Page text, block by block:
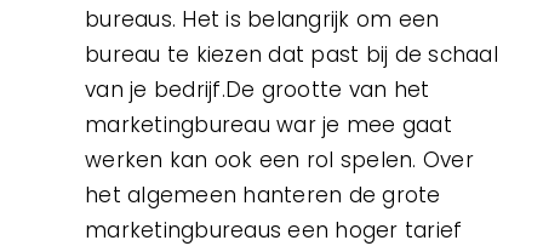
bureaus. Het is belangrijk om een
bureau te kiezen dat past bij de schaal
van je bedrijf.De grootte van het
marketingbureau war je mee gaat
werken kan ook een rol spelen. Over
het algemeen hanteren de grote
marketingbureaus een hoger tarief